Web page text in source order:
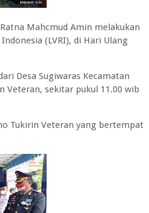
Mahcmud Amin melakukan
(LVRI), di Hari Ulang
Desa Sugiwaras Kecamatan
Veteran, sekitar pukul 11.00 wib
Tukirin Veteran yang bertempat